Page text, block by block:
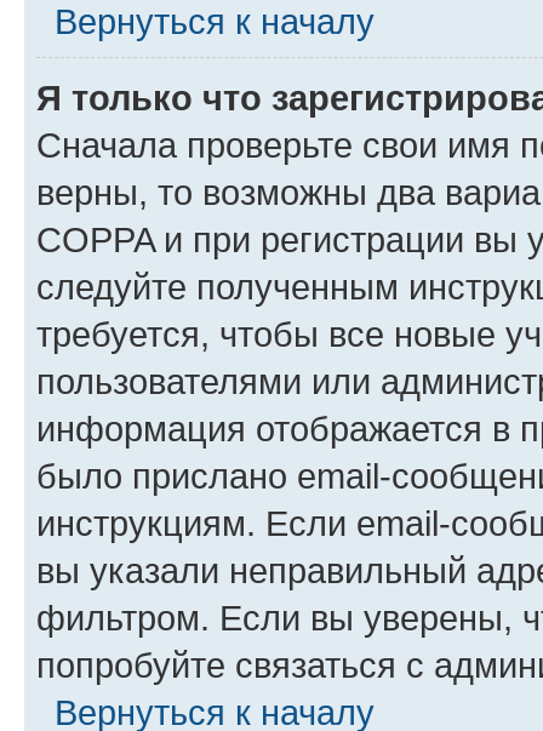
Вернуться к началу
Я только что
Сначала проверьте свои имя
верны, то возможны два
COPPA и при регистрации вы
следуйте полученным
требуется, чтобы все новые
пользователями или
информация отображается в
было прислано email-
инструкциям. Если email-
вы указали неправильный
фильтром. Если вы уверены,
попробуйте связаться с
Вернуться к началу